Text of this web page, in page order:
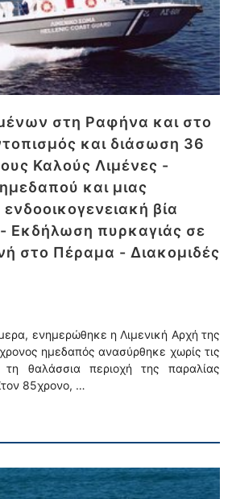
στη Ραφήνα και στο
και διάσωση 36
Καλούς Λιμένες -
και μιας
βία
Εκδήλωση πυρκαγιάς σε
στο Πέραμα - Διακομιδές
ενημερώθηκε η Λιμενική Αρχή της
ημεδαπός ανασύρθηκε χωρίς τις
θαλάσσια περιοχή της παραλίας
85χρονο, …